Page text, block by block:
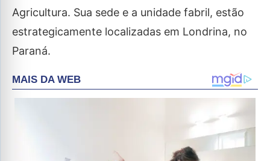
Agricultura. Sua sede e a unidade fabril, estão
estrategicamente localizadas em Londrina, no
Paraná.